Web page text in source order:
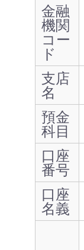
金融
機関
コー
ド
支店
名
預金
科目
口座
番号
口座
名義